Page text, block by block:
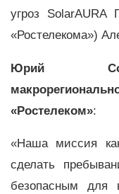
угроз SolarAURA
«Ростелекома»)
Юрий
«Ростелеком»:
«Наша миссия
сделать
безопасным для